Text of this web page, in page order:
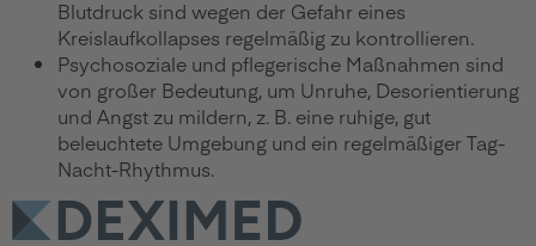
Blutdruck sind wegen der Gefahr eines
Kreislaufkollapses regelmäßig zu kontrollieren.
Psychosoziale und pflegerische Maßnahmen sind
von großer Bedeutung, um Unruhe, Desorientierung
und Angst zu mildern, z. B. eine ruhige, gut
beleuchtete Umgebung und ein regelmäßiger Tag-
Nacht-Rhythmus.